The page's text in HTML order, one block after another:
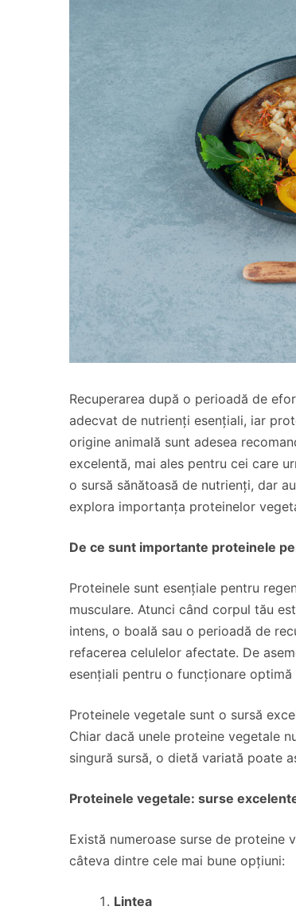
Recuperarea după o perioadă de
adecvat de nutrienți esențiali, iar
origine animală sunt adesea
excelentă, mai ales pentru cei care
o sursă sănătoasă de nutrienți, dar
explora importanța proteinelor
De ce sunt importante proteinele
Proteinele sunt esențiale pentru
musculare. Atunci când corpul tău
intens, o boală sau o perioadă de
refacerea celulelor afectate. De
esențiali pentru o funcționare optimă
Proteinele vegetale sunt o sursă
Chiar dacă unele proteine vegetale
singură sursă, o dietă variată poate
Proteinele vegetale: surse
Există numeroase surse de
câteva dintre cele mai bune opțiuni:
Lintea